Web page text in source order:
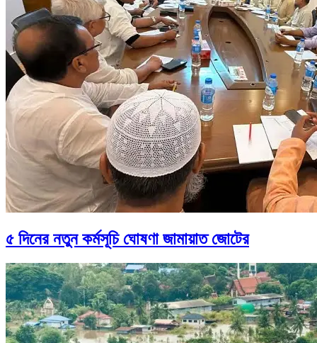
৫ দিনের নতুন কর্মসূচি ঘোষণা জামায়াত জোটের